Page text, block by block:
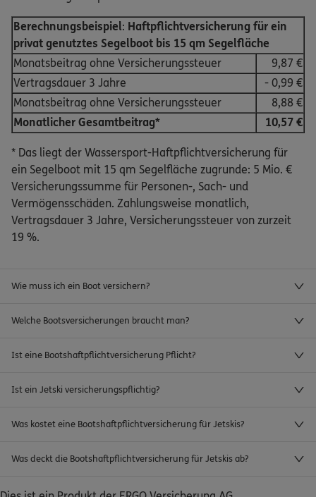
Berechnungsbeispiel: Haftpflichtversicherung für ein
privat genutztes Segelboot bis 15 qm Segelfläche
Monatsbeitrag ohne Versicherungssteuer
9,87 €
Vertragsdauer 3 Jahre
- 0,99 €
Monatsbeitrag ohne Versicherungssteuer
8,88 €
Monatlicher Gesamtbeitrag*
10,57 €
* Das liegt der Wassersport-Haftpflichtversicherung für
ein Segelboot mit 15 qm Segelfläche zugrunde: 5 Mio. €
Versicherungssumme für Personen-, Sach- und
Vermögensschäden. Zahlungsweise monatlich,
Vertragsdauer 3 Jahre, Versicherungssteuer von zurzeit
19 %.
Wie muss ich ein Boot versichern?
Welche Bootsversicherungen braucht man?
Ist eine Bootshaftpflichtversicherung Pflicht?
Ist ein Jetski versicherungspflichtig?
Was kostet eine Bootshaftpflichtversicherung für Jetskis?
Was deckt die Bootshaftpflichtversicherung für Jetskis ab?